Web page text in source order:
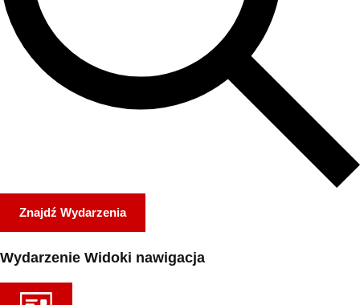
Znajdź Wydarzenia
Wydarzenie Widoki nawigacja